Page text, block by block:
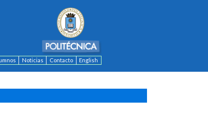
Noticias Contacto English